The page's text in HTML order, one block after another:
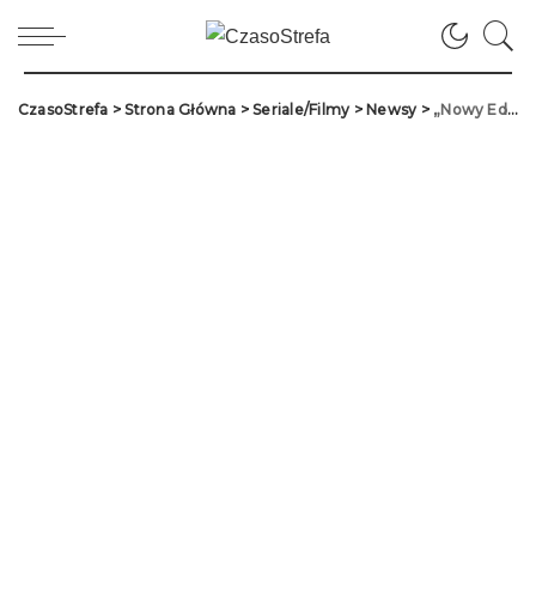
CzasoStrefa >Strona Główna >Seriale/Filmy> Newsy> „Nowy Eden” anulowany przez Netflix po dwóch sezonach!